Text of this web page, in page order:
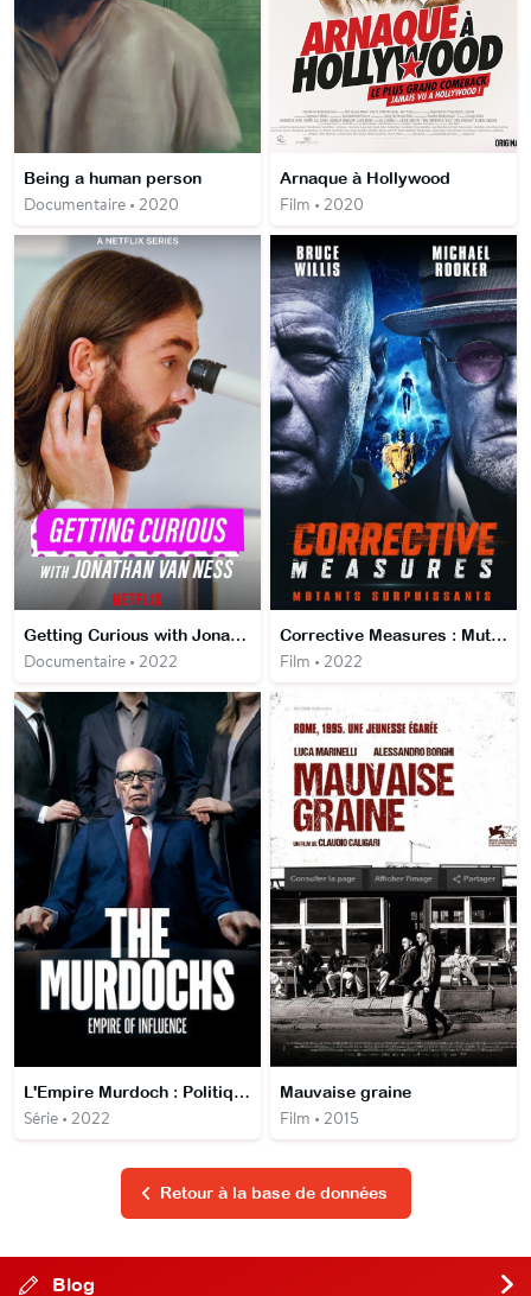
Being a human person
Documentaire • 2020
Arnaque à Hollywood
Film • 2020
Getting Curious with Jonathan Van Ness
Documentaire • 2022
Corrective Measures : Mutants surpuissants
Film • 2022
L'Empire Murdoch : Politique, Trahison et Succession
Série • 2022
Mauvaise graine
Film • 2015
Retour à la base de données
Blog